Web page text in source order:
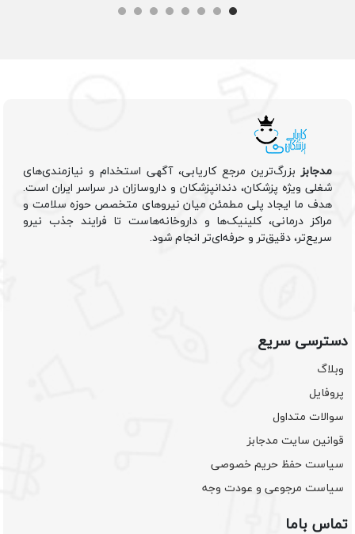
مدجابزبزرگ‌ترین مرجع کاریابی، آگهی استخدام و نیازمندی‌های
شغلی ویژه پزشکان، دندانپزشکان و داروسازان در سراسر ایران است.
هدف ما ایجاد پلی مطمئن میان نیروهای متخصص حوزه سلامت و
مراکز درمانی، کلینیک‌ها و داروخانه‌هاست تا فرایند جذب نیرو
سریع‌تر، دقیق‌تر و حرفه‌ای‌تر انجام شود.
دسترسی سریع
وبلاگ
پروفایل
سوالات متداول
قوانین سایت مدجابز
سیاست حفظ حریم خصوصی
سیاست مرجوعی و عودت وجه
تماس باما